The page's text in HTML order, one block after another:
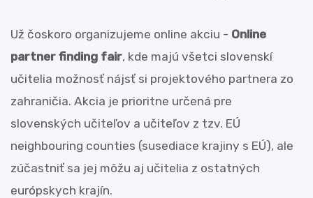
Už čoskoro organizujeme online akciu - Online
partner finding fair, kde majú všetci slovenskí
učitelia možnosť nájsť si projektového partnera zo
zahraničia. Akcia je prioritne určená pre
slovenských učiteľov a učiteľov z tzv. EÚ
neighbouring counties (susediace krajiny s EÚ), ale
zúčastniť sa jej môžu aj učitelia z ostatných
európskych krajín.